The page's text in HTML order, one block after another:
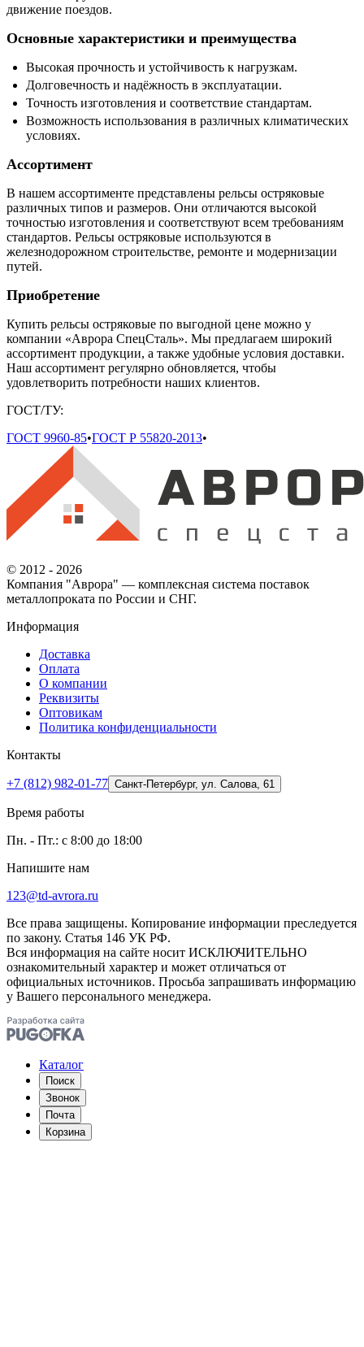
движение поездов.
Основные характеристики и преимущества
Высокая прочность и устойчивость к нагрузкам.
Долговечность и надёжность в эксплуатации.
Точность изготовления и соответствие стандартам.
Возможность использования в различных климатических
условиях.
Ассортимент
В нашем ассортименте представлены рельсы остряковые
различных типов и размеров. Они отличаются высокой
точностью изготовления и соответствуют всем требованиям
стандартов. Рельсы остряковые используются в
железнодорожном строительстве, ремонте и модернизации
путей.
Приобретение
Купить рельсы остряковые по выгодной цене можно у
компании «Аврора СпецСталь». Мы предлагаем широкий
ассортимент продукции, а также удобные условия доставки.
Наш ассортимент регулярно обновляется, чтобы
удовлетворить потребности наших клиентов.
ГОСТ/ТУ:
ГОСТ 9960-85•ГОСТ Р 55820-2013•
© 2012 - 2026
Компания "Аврора" — комплексная система поставок
металлопроката по России и СНГ.
Информация
Доставка
Оплата
О компании
Реквизиты
Оптовикам
Политика конфиденциальности
Контакты
+7 (812) 982-01-77 Санкт-Петербург, ул. Салова, 61
Время работы
Пн. - Пт.: с 8:00 до 18:00
Напишите нам
123@td-avrora.ru
Все права защищены. Копирование информации преследуется
по закону. Статья 146 УК РФ.
Вся информация на сайте носит ИСКЛЮЧИТЕЛЬНО
ознакомительный характер и может отличаться от
официальных источников. Просьба запрашивать информацию
у Вашего персонального менеджера.
Каталог
Поиск
Звонок
Почта
Корзина